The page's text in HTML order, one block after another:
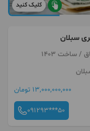
کلیک کنید
13,000,000,000 تومان
091293***50